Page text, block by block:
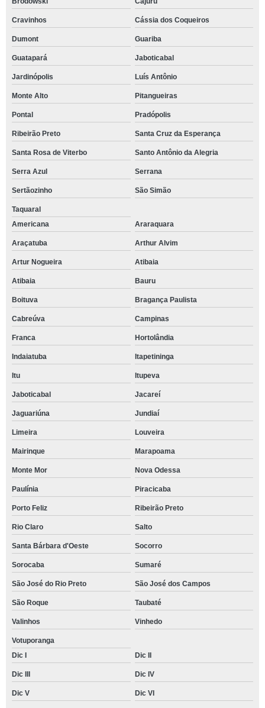
Cravinhos Cássia dos Coqueiros
Dumont Guariba
Guatapará Jaboticabal
Jardinópolis Luís Antônio
Monte Alto Pitangueiras
Pontal Pradópolis
Ribeirão Preto Santa Cruz da Esperança
Santa Rosa de Viterbo Santo Antônio da Alegria
Serra Azul Serrana
Sertãozinho São Simão
Taquaral
Americana
Araraquara
Araçatuba Arthur Alvim
Artur Nogueira Atibaia
Atibaia Bauru
Boituva Bragança Paulista
Cabreúva Campinas
Franca Hortolândia
Indaiatuba Itapetininga
Itu Itupeva
Jaboticabal Jacareí
Jaguariúna Jundiaí
Limeira Louveira
Mairinque Marapoama
Monte Mor Nova Odessa
Paulínia Piracicaba
Porto Feliz Ribeirão Preto
Rio Claro Salto
Santa Bárbara d'Oeste Socorro
Sorocaba Sumaré
São José do Rio Preto São José dos Campos
São Roque Taubaté
Valinhos Vinhedo
Votuporanga
Dic I
Dic II
Dic III Dic IV
Dic V Dic VI